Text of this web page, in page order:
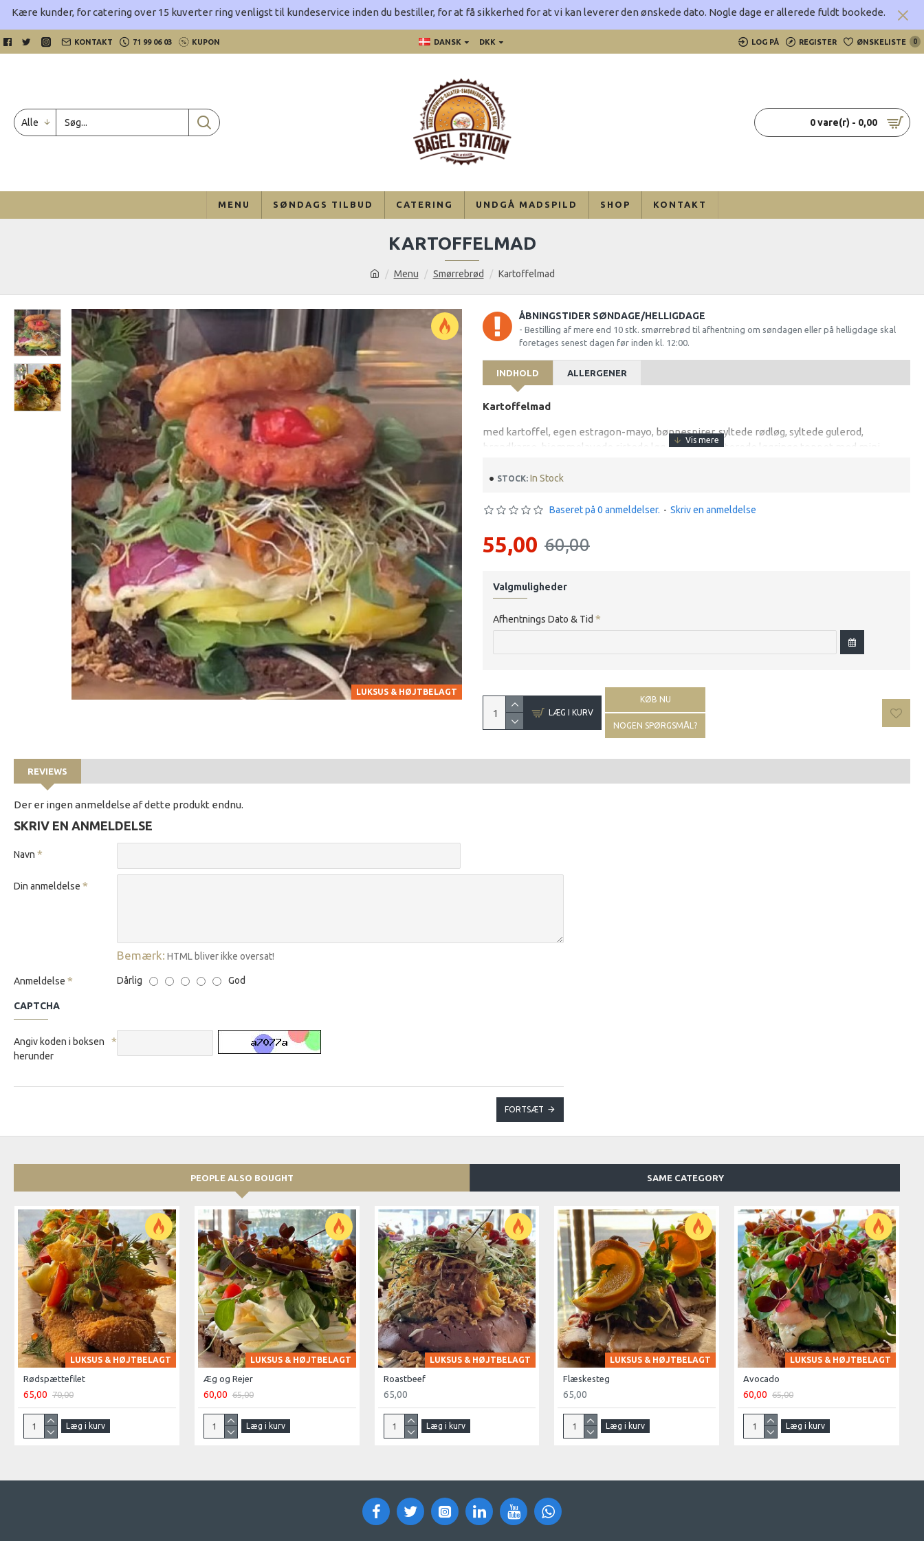
Kære kunder, for catering over 15 kuverter ring venligst til kundeservice inden du bestiller, for at få sikkerhed for at vi kan leverer den ønskede dato. Nogle dage er allerede fuldt bookede.
KONTAKT 71 99 06 03 KUPON DANSK DKK LOG PÅ REGISTER ØNSKELISTE 0
Alle 0 vare(r) - 0,00
MENU SØNDAGS TILBUD CATERING UNDGÅ MADSPILD SHOP KONTAKT
Menu Smørrebrød Kartoffelmad
KARTOFFELMAD
LUKSUS & HØJTBELAGT
ÅBNINGSTIDER SØNDAGE/HELLIGDAGE
- Bestilling af mere end 10 stk. smørrebrød til afhentning om søndagen eller på helligdage skal
foretages senest dagen før inden kl. 12:00.
INDHOLD ALLERGENER
Kartoffelmad
med kartoffel, egen estragon-mayo, bønnespirer, syltede rødløg, syltede gulerod,
brøndkarse, hjemmelavede ristede løg, indbagte friterede løgringe toppet med mini
STOCK: In Stock
Baseret på 0 anmeldelser. - Skriv en anmeldelse
55,00 60,00
Valgmuligheder
Afhentnings Dato & Tid
LÆG I KURV
KØB NU
NOGEN SPØRGSMÅL?
REVIEWS
Der er ingen anmeldelse af dette produkt endnu.
SKRIV EN ANMELDELSE
Navn
Din anmeldelse
Bemærk: HTML bliver ikke oversat!
Anmeldelse Dårlig God
CAPTCHA
Angiv koden i boksen
herunder
FORTSÆT
PEOPLE ALSO BOUGHT SAME CATEGORY
LUKSUS & HØJTBELAGT
Rødspættefilet
65,00 70,00
Læg i kurv
LUKSUS & HØJTBELAGT
Æg og Rejer
60,00 65,00
Læg i kurv
LUKSUS & HØJTBELAGT
Roastbeef
65,00
Læg i kurv
LUKSUS & HØJTBELAGT
Flæskesteg
65,00
Læg i kurv
LUKSUS & HØJTBELAGT
Avocado
60,00 65,00
Læg i kurv